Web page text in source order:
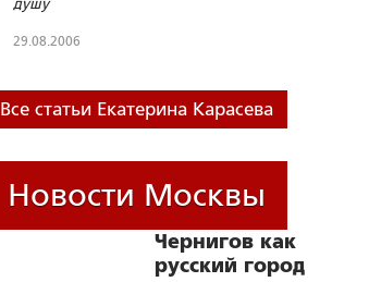
29.08.2006
Все статьи Екатерина Карасева
Новости Москвы
Чернигов как
русский город